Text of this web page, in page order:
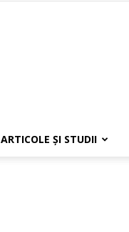
ARTICOLE ŞI STUDII